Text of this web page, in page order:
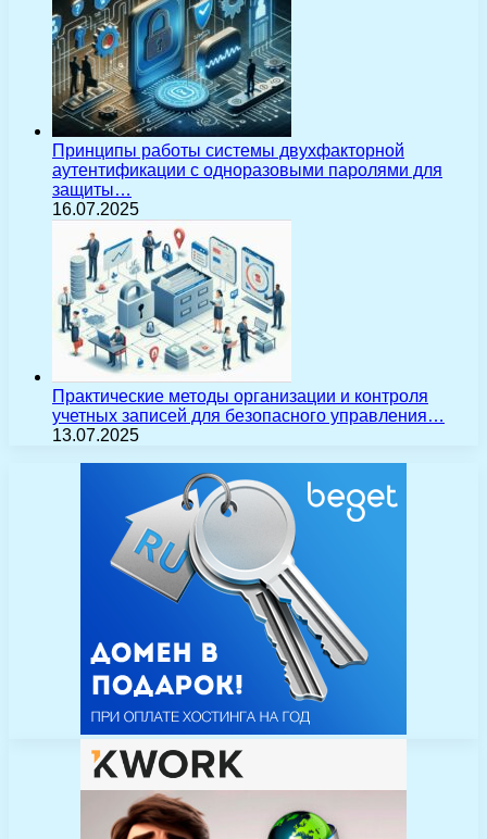
Принципы работы системы двухфакторной
аутентификации с одноразовыми паролями для
защиты…
16.07.2025
Практические методы организации и контроля
учетных записей для безопасного управления…
13.07.2025